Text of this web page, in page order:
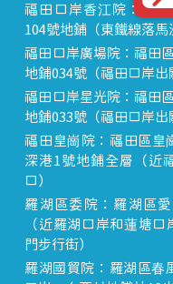
福田口岸香江院：福田
104號地鋪（東鐵線落馬
福田口岸廣場院：福田
地鋪034號（福田口岸出
福田口岸星光院：福田
地鋪033號（福田口岸出
福田皇崗院：福田區皇
深港1號地鋪全層（近
口）
羅湖區委院：羅湖區
（近羅湖口岸和蓮塘
門步行街）
羅湖國貿院：羅湖區春